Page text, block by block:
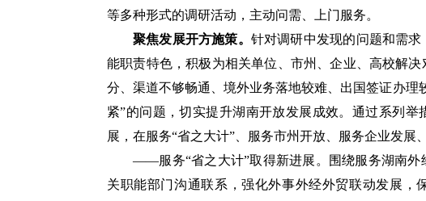
等多种形式的调研活动，主动问需、上门服务。
聚焦发展开方施策。 针对调研中发现的问题和需
能职责特色，积极为相关单位、市州、企业、高校解
分、渠道不够畅通、境外业务落地较难、出国签证办理
紧”的问题，切实提升湖南开放发展成效。通过系列
展，在服务“省之大计”、服务市州开放、服务企业发展
——服务“省之大计”取得新进展。围绕服务湖南外
关职能部门沟通联系，强化外事外经外贸联动发展，